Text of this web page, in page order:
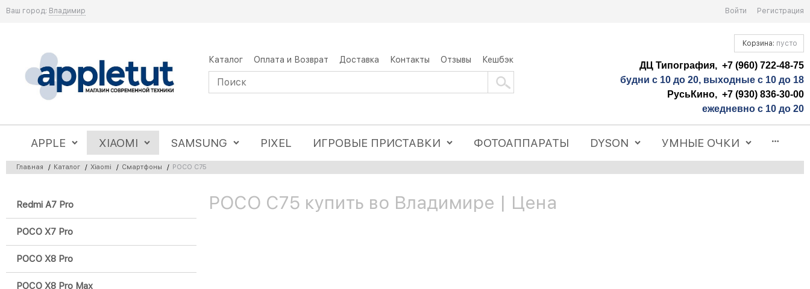
Ваш город: Владимир Войти Регистрация
Каталог Оплата и Возврат Доставка Контакты Отзывы Кешбэк
Корзина: пусто
ДЦ Типография, +7 (960) 722-48-75
будни с 10 до 20, выходные с 10 до 18
РусьКино, +7 (930) 836-30-00
ежедневно с 10 до 20
APPLE XIAOMI SAMSUNG PIXEL ИГРОВЫЕ ПРИСТАВКИ ФОТОАППАРАТЫ DYSON УМНЫЕ ОЧКИ
Главная / Каталог / Xiaomi / Смартфоны / POCO C75
Redmi A7 Pro
POCO X7 Pro
POCO X8 Pro
POCO X8 Pro Max
POCO C75 купить во Владимире | Цена